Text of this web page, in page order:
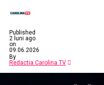
Published
2 luni ago
on
09.06.2026
By
Redactia Carolina TV